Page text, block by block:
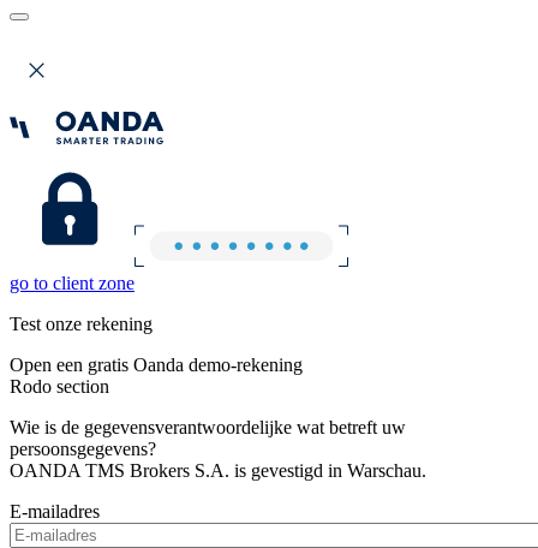
go to client zone
Test onze rekening
Open een gratis Oanda demo-rekening
Rodo section
Wie is de gegevensverantwoordelijke wat betreft uw
persoonsgegevens?
OANDA TMS Brokers S.A. is gevestigd in Warschau.
E-mailadres